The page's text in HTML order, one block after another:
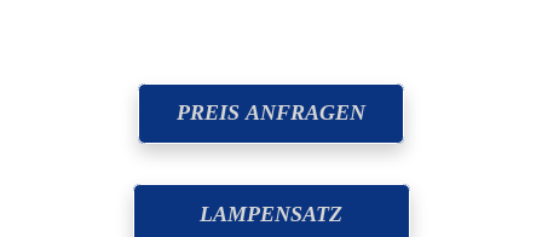
PREIS ANFRAGEN
LAMPENSATZ